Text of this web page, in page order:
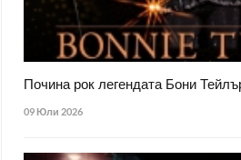
Почина рок легендата Бони
09 Юли 2026